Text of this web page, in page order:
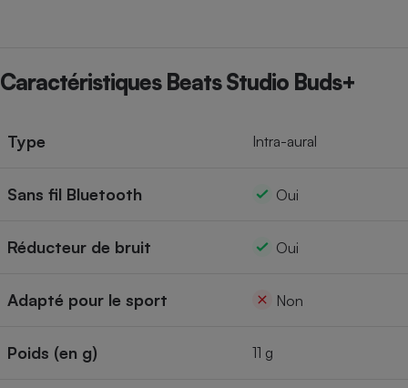
Caractéristiques Beats Studio Buds+
Type Intra-aural
Sans fil Bluetooth Oui
Réducteur de bruit Oui
Adapté pour le sport Non
Poids (en g) 11 g